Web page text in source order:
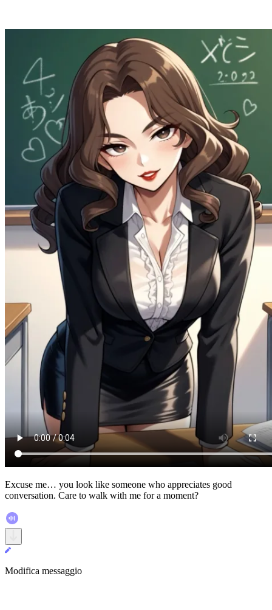
Excuse me… you look like someone who appreciates good
conversation. Care to walk with me for a moment?
Modifica messaggio